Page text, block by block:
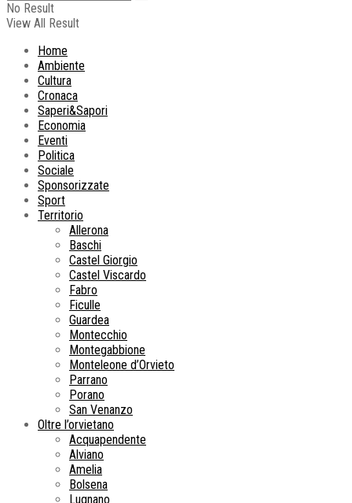
No Result
View All Result
Home
Ambiente
Cultura
Cronaca
Saperi&Sapori
Economia
Eventi
Politica
Sociale
Sponsorizzate
Sport
Territorio
Allerona
Baschi
Castel Giorgio
Castel Viscardo
Fabro
Ficulle
Guardea
Montecchio
Montegabbione
Monteleone d’Orvieto
Parrano
Porano
San Venanzo
Oltre l’orvietano
Acquapendente
Alviano
Amelia
Bolsena
Lugnano